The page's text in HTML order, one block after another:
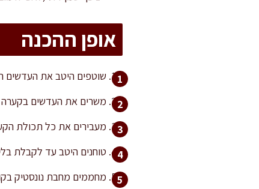
אופן ההכנה
שוטפים היטב את העדשים
משרים את העדשים בקערה עם 300 מ"ל מים למשך 30 דקות לפחות. השריה זו עוזרת לריכוך ומבטיחה מרקם
מעבירים את כל תכולת
טוחנים היטב עד לקבלת
מחממים מחבת נונסטיק בקוטר כ-24 ס"מ על אש בינונית. מוודאים שהיא